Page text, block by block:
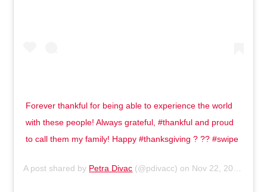
Forever thankful for being able to experience the world
with these people! Always grateful, #thankful and proud
to call them my family! Happy #thanksgiving ? ?? #swipe
A post shared by Petra Divac (@pdivacc) on Nov 22, 2018 at 12:08pm PST